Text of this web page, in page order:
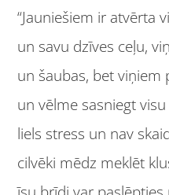
“Jauniešiem ir atvērta
un savu dzīves ceļu,
un šaubas, bet viņiem
un vēlme sasniegt
liels stress un nav
cilvēki mēdz meklēt